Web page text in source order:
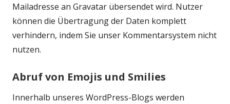
Mailadresse an Gravatar übersendet wird. Nutzer
können die Übertragung der Daten komplett
verhindern, indem Sie unser Kommentarsystem nicht
nutzen.
Abruf von Emojis und Smilies
Innerhalb unseres WordPress-Blogs werden